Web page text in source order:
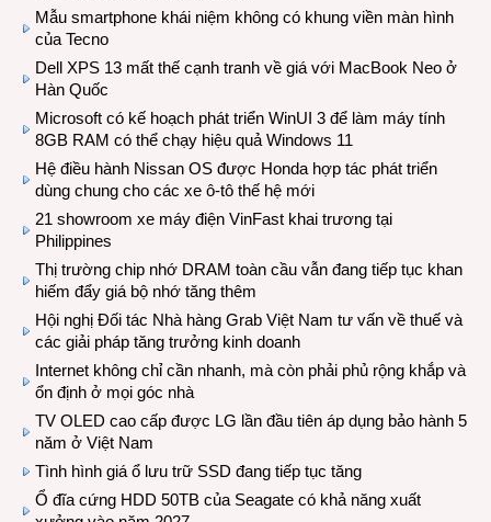
Mẫu smartphone khái niệm không có khung viền màn hình
của Tecno
Dell XPS 13 mất thế cạnh tranh về giá với MacBook Neo ở
Hàn Quốc
Microsoft có kế hoạch phát triển WinUI 3 để làm máy tính
8GB RAM có thể chạy hiệu quả Windows 11
Hệ điều hành Nissan OS được Honda hợp tác phát triển
dùng chung cho các xe ô-tô thế hệ mới
21 showroom xe máy điện VinFast khai trương tại
Philippines
Thị trường chip nhớ DRAM toàn cầu vẫn đang tiếp tục khan
hiếm đẩy giá bộ nhớ tăng thêm
Hội nghị Đối tác Nhà hàng Grab Việt Nam tư vấn về thuế và
các giải pháp tăng trưởng kinh doanh
Internet không chỉ cần nhanh, mà còn phải phủ rộng khắp và
ổn định ở mọi góc nhà
TV OLED cao cấp được LG lần đầu tiên áp dụng bảo hành 5
năm ở Việt Nam
Tình hình giá ổ lưu trữ SSD đang tiếp tục tăng
Ổ đĩa cứng HDD 50TB của Seagate có khả năng xuất